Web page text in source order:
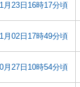
月23日16時17分頃
月02日17時49分頃
月27日10時54分頃